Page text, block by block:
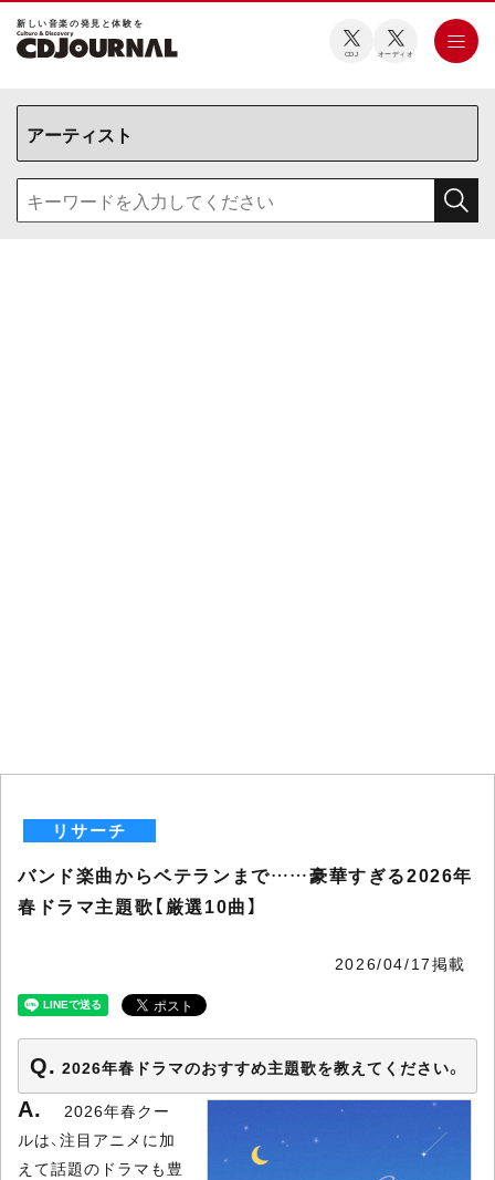
新しい⾳楽の発⾒と体験を
CDJ オーディオ
リサーチ
バンド楽曲からベテランまで……豪華すぎる2026年
春ドラマ主題歌【厳選10曲】
2026/04/17掲載
2026年春ドラマのおすすめ主題歌を教えてください。
2026年春クー
ルは、注目アニメに加
えて話題のドラマも豊